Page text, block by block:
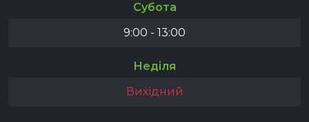
Субота
9:00 - 13:00
Неділя
Вихідний